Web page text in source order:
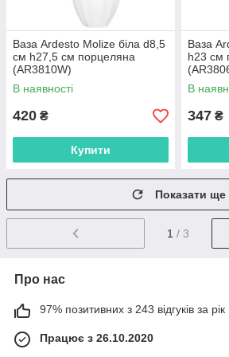
Ваза Ardesto Molize біла d8,5
см h27,5 см порцеляна
(AR3810W)
В наявності
420 ₴
Купити
Ваза
h23 см
В
347 ₴
Показати ще
1 / 3
Про нас
97% позитивних з 243 відгуків за рік
Працює з 26.10.2020